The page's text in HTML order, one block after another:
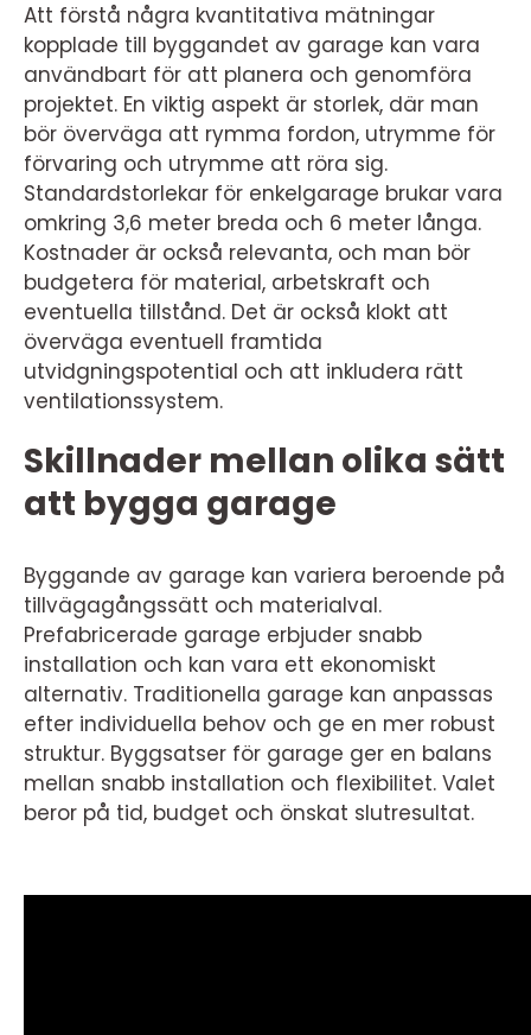
Att förstå några kvantitativa mätningar
kopplade till byggandet av garage kan vara
användbart för att planera och genomföra
projektet. En viktig aspekt är storlek, där man
bör överväga att rymma fordon, utrymme för
förvaring och utrymme att röra sig.
Standardstorlekar för enkelgarage brukar vara
omkring 3,6 meter breda och 6 meter långa.
Kostnader är också relevanta, och man bör
budgetera för material, arbetskraft och
eventuella tillstånd. Det är också klokt att
överväga eventuell framtida
utvidgningspotential och att inkludera rätt
ventilationssystem.
Skillnader mellan olika sätt
att bygga garage
Byggande av garage kan variera beroende på
tillvägagångssätt och materialval.
Prefabricerade garage erbjuder snabb
installation och kan vara ett ekonomiskt
alternativ. Traditionella garage kan anpassas
efter individuella behov och ge en mer robust
struktur. Byggsatser för garage ger en balans
mellan snabb installation och flexibilitet. Valet
beror på tid, budget och önskat slutresultat.